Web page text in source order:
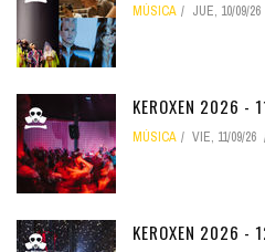
MÚSICA JUE, 10/09/26
KEROXEN 2026 -
MÚSICA VIE, 11/09/26
KEROXEN 2026 -